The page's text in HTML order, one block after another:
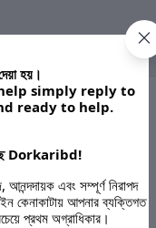
হয়।
simply reply to
ready to help.
Dorkaribd!
এবং সম্পূর্ণ নিরাপদ
কেনাকাটায় আপনার ব্যক্তিগত
প্রথম অগ্রাধিকার।